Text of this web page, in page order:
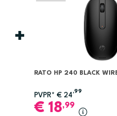
RATO HP 240 BLACK
PVPR* € 24
,99
€ 18,99